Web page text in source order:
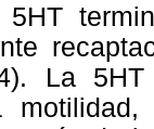
La